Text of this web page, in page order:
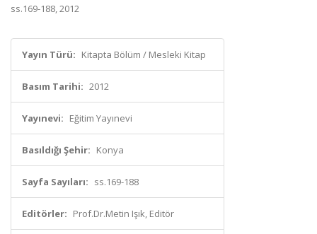
ss.169-188, 2012
Yayın Türü: Kitapta Bölüm / Mesleki Kitap
Basım Tarihi: 2012
Yayınevi: Eğitim Yayınevi
Basıldığı Şehir: Konya
Sayfa Sayıları: ss.169-188
Editörler: Prof.Dr.Metin Işık, Editör